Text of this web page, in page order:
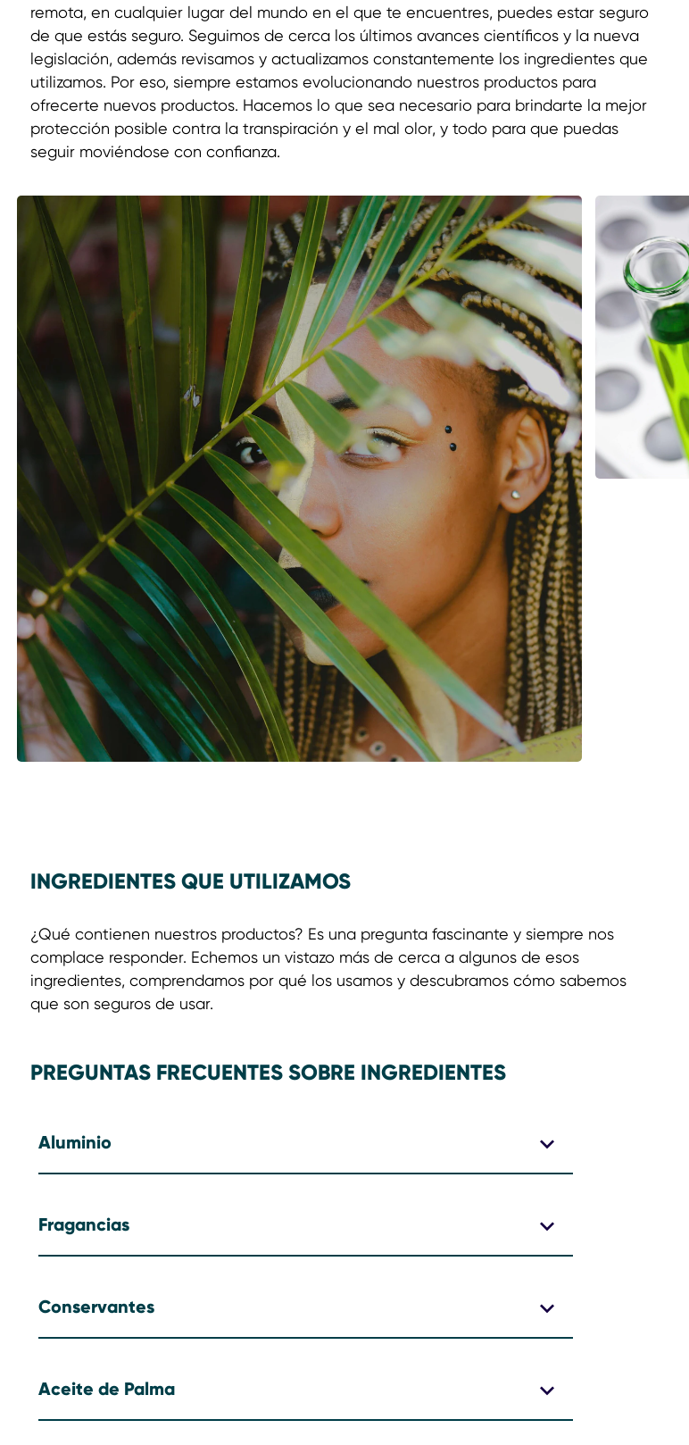
remota, en cualquier lugar del mundo en el que te encuentres, puedes estar seguro
de que estás seguro. Seguimos de cerca los últimos avances científicos y la nueva
legislación, además revisamos y actualizamos constantemente los ingredientes que
utilizamos. Por eso, siempre estamos evolucionando nuestros productos para
ofrecerte nuevos productos. Hacemos lo que sea necesario para brindarte la mejor
protección posible contra la transpiración y el mal olor, y todo para que puedas
seguir moviéndose con confianza.
INGREDIENTES QUE UTILIZAMOS
¿Qué contienen nuestros productos? Es una pregunta fascinante y siempre nos
complace responder. Echemos un vistazo más de cerca a algunos de esos
ingredientes, comprendamos por qué los usamos y descubramos cómo sabemos
que son seguros de usar.
PREGUNTAS FRECUENTES SOBRE INGREDIENTES
Aluminio
Fragancias
Conservantes
Aceite de Palma